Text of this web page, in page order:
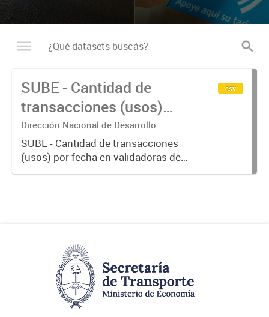
SUBE - Cantidad de
transacciones (usos)
por fecha
Dirección Nacional de Desarrollo
Tecnológico - Ministerio de Transporte.
SUBE - Cantidad de transacciones
(usos) por fecha en validadoras de
la red SUBE.
csv